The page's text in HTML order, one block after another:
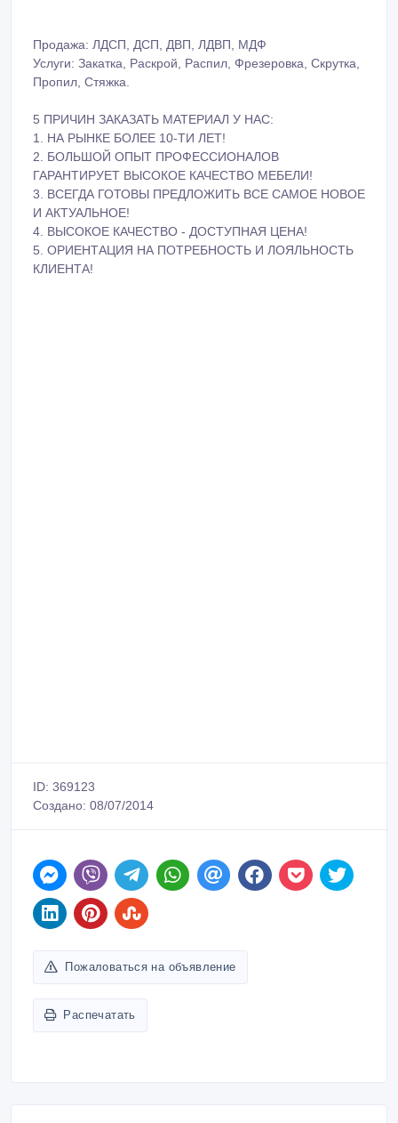
Продажа: ЛДСП, ДСП, ДВП, ЛДВП, МДФ
Услуги: Закатка, Раскрой, Распил, Фрезеровка, Скрутка,
Пропил, Стяжка.
5 ПРИЧИН ЗАКАЗАТЬ МАТЕРИАЛ У НАС:
1. НА РЫНКЕ БОЛЕЕ 10-ТИ ЛЕТ!
2. БОЛЬШОЙ ОПЫТ ПРОФЕССИОНАЛОВ
ГАРАНТИРУЕТ ВЫСОКОЕ КАЧЕСТВО МЕБЕЛИ!
3. ВСЕГДА ГОТОВЫ ПРЕДЛОЖИТЬ ВСЕ САМОЕ НОВОЕ
И АКТУАЛЬНОЕ!
4. ВЫСОКОЕ КАЧЕСТВО - ДОСТУПНАЯ ЦЕНА!
5. ОРИЕНТАЦИЯ НА ПОТРЕБНОСТЬ И ЛОЯЛЬНОСТЬ
КЛИЕНТА!
ID: 369123
Создано: 08/07/2014
Пожаловаться на объявление
Распечатать